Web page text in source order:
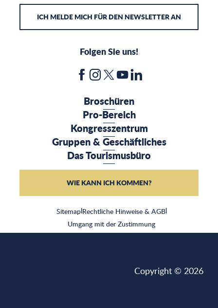
ICH MELDE MICH FÜR DEN NEWSLETTER AN
Folgen Sie uns!
Sitemap|Rechtliche Hinweise & AGB|
Umgang mit der Zustimmung
Broschüren
Pro-Bereich
Kongresszentrum
Gruppen & Geschäftliches
Das Tourismusbüro
WIE KANN ICH KOMMEN?
Copyright © 2026